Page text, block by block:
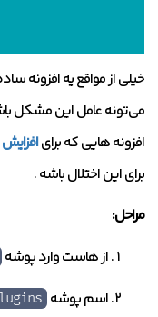
می‌تونه عامل این مشکل
افزونه هایی که برای
برای این اختلال باشه .
مراحل:
از هاست وارد پوشه
اسم پوشه